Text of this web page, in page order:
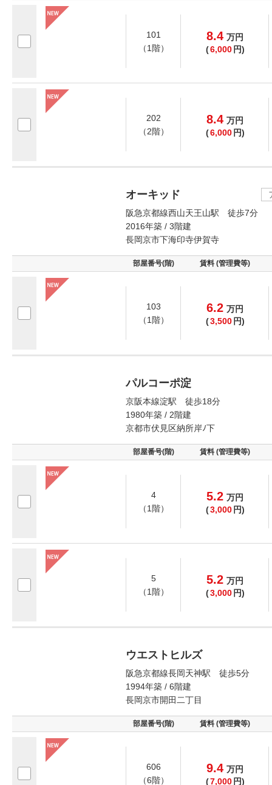
101
（1階）
8.4 万円
(6,000 円)
202
（2階）
8.4 万円
(6,000 円)
オーキッド
阪急京都線西山天王山駅 徒歩7分
2016年築 / 3階建
長岡京市下海印寺伊賀寺
部屋番号(階) 賃料 (管理費等)
103
（1階）
6.2 万円
(3,500 円)
パルコーポ淀
京阪本線淀駅 徒歩18分
1980年築 / 2階建
京都市伏見区納所岸ﾉ下
部屋番号(階) 賃料 (管理費等)
4
（1階）
5.2 万円
(3,000 円)
5
（1階）
5.2 万円
(3,000 円)
ウエストヒルズ
阪急京都線長岡天神駅 徒歩5分
1994年築 / 6階建
長岡京市開田二丁目
部屋番号(階) 賃料 (管理費等)
606
（6階）
9.4 万円
(7,000 円)